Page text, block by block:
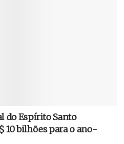
do Espírito Santo
10 bilhões para o ano-